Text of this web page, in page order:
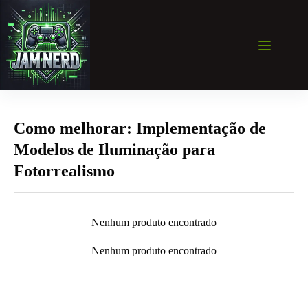
para
conteúdo
Como melhorar: Implementação de
Modelos de Iluminação para
Fotorrealismo
Nenhum produto encontrado
Nenhum produto encontrado